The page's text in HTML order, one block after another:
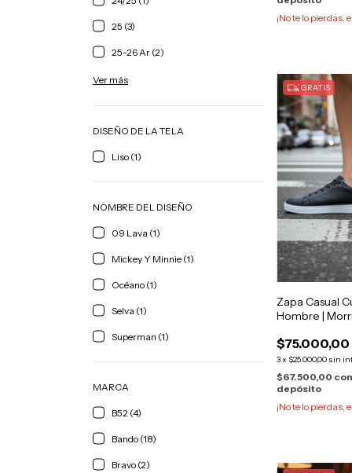
25 (3)
25-26 Ar (2)
Ver más
DISEÑO DE LA TELA
Liso (1)
NOMBRE DEL DISEÑO
09 Lava (1)
Mickey Y Minnie (1)
Océano (1)
Selva (1)
Superman (1)
MARCA
B52 (4)
Bando (18)
Bravo (2)
¡No te lo pierdas,
GRATIS
Zapa Casual
Hombre |
$75.000,00
3x $25.000,00 sin
$67.500,00
depósito
¡No te lo pierdas,